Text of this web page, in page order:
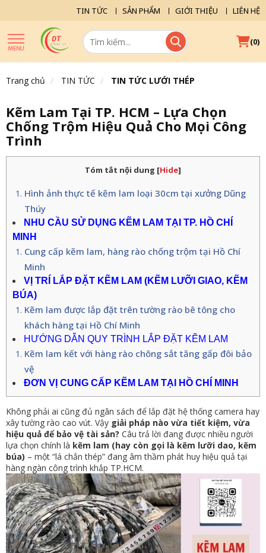
TIN TỨC SẢN PHẨM GIỚI THIỆU LIÊN HỆ
(0)
Trang chủ TIN TỨC TIN TỨC LƯỚI THÉP
Kẽm Lam Tại TP. HCM – Lựa Chọn
Chống Trộm Hiệu Quả Cho Mọi Công
Trình
Tóm tắt nội dung [Hide]
Hình ảnh thực tế kẽm lam loại 30cm tại xưởng Dũng
Thúy
NHU CẦU SỬ DỤNG KẼM LAM TẠI TP. HỒ CHÍ
MINH
Cung cấp kẽm lam, hàng rào chống trộm tại Hồ Chí
Minh
VỊ TRÍ LẮP ĐẶT KẼM LAM (KẼM LƯỠI GIAO, KẼM
BÚA)
Kẽm lam được lắp đặt trên tường rào bê tông cho
khách hàng tại Hồ Chí Minh
HƯỚNG DẪN QUY TRÌNH LẮP ĐẶT KẼM LAM
Kẽm lam kết với hàng rào chông sắt tăng gấp đôi bảo
vệ
ĐƠN VỊ CUNG CẤP KẼM LAM TẠI HỒ CHÍ MINH
Không phải ai cũng đủ ngân sách để lắp đặt hệ thống camera hay
xây tường rào cao vút. Vậy giải pháp nào vừa tiết kiệm, vừa
hiệu quả để bảo vệ tài sản? Câu trả lời đang được nhiều người
lựa chọn chính là kẽm lam (hay còn gọi là kẽm lưỡi dao, kẽm
búa) – một “lá chắn thép” đang âm thầm phát huy hiệu quả tại
hàng ngàn công trình khắp TP.HCM.